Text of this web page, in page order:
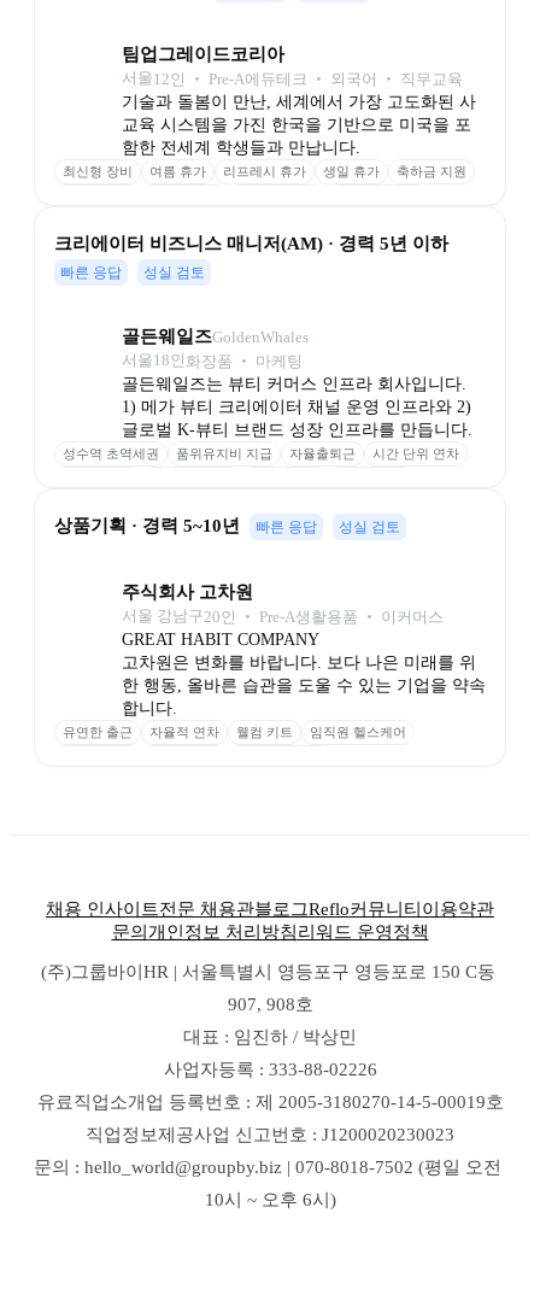
팀업그레이드코리아
서울12인 ‧ Pre-A에듀테크 ‧ 외국어 ‧ 직무교육
기술과 돌봄이 만난, 세계에서 가장 고도화된 사
교육 시스템을 가진 한국을 기반으로 미국을 포
함한 전세계 학생들과 만납니다.
최신형 장비 여름 휴가 리프레시 휴가 생일 휴가
축하금 지원
크리에이터 비즈니스 매니저(AM) · 경력 5년 이하
빠른 응답 성실 검토
골든웨일즈GoldenWhales
서울18인 화장품 ‧ 마케팅
골든웨일즈는 뷰티 커머스 인프라 회사입니다.
1) 메가 뷰티 크리에이터 채널 운영 인프라와 2)
글로벌 K-뷰티 브랜드 성장 인프라를 만듭니다.
성수역 초역세권 품위유지비 지급 자율출퇴근
시간 단위 연차
상품기획 · 경력 5~10년 빠른 응답 성실 검토
주식회사 고차원
서울 강남구20인 ‧ Pre-A생활용품 ‧ 이커머스
GREAT HABIT COMPANY
고차원은 변화를 바랍니다. 보다 나은 미래를 위
한 행동, 올바른 습관을 도울 수 있는 기업을 약속
합니다.
유연한 출근 자율적 연차 웰컴 키트
임직원 헬스케어
채용 인사이트전문 채용관블로그Reflo커뮤니티 이용약관
문의 개인정보 처리방침리워드 운영정책
(주)그룹바이HR | 서울특별시 영등포구 영등포로 150 C동
907, 908호
대표 : 임진하 / 박상민
사업자등록 : 333-88-02226
유료직업소개업 등록번호 : 제 2005-3180270-14-5-00019호
직업정보제공사업 신고번호 : J1200020230023
문의 : hello_world@groupby.biz | 070-8018-7502 (평일 오전
10시 ~ 오후 6시)